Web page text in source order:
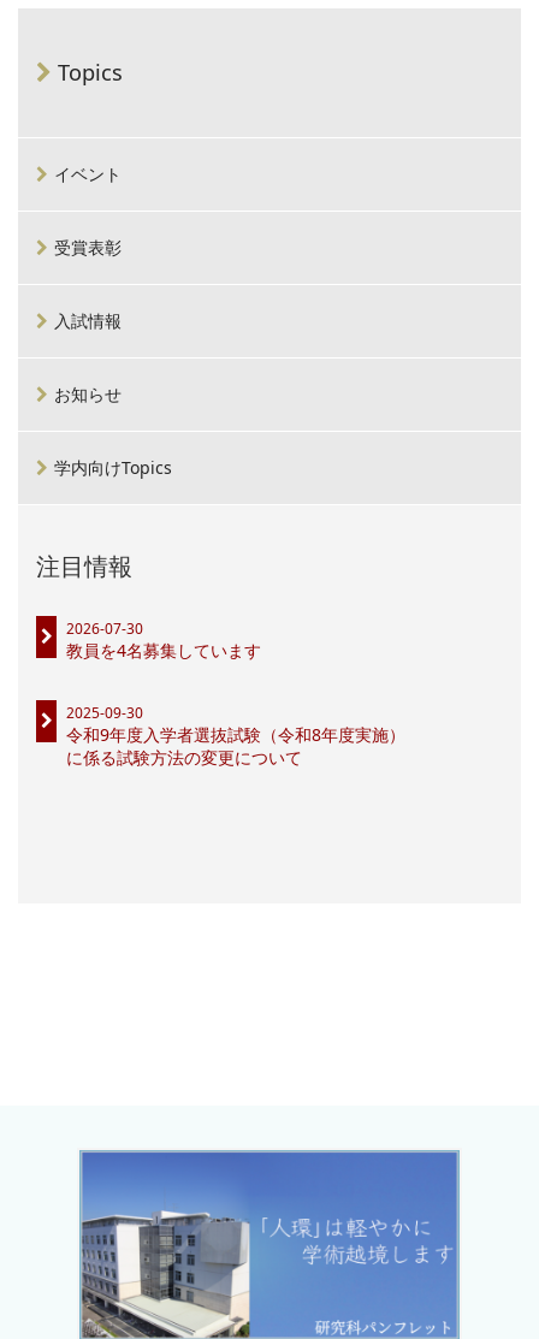
Topics
イベント
受賞表彰
入試情報
お知らせ
学内向けTopics
注目情報
2026-07-30
教員を4名募集しています
2025-09-30
令和9年度入学者選抜試験（令和8年度実施）
に係る試験方法の変更について